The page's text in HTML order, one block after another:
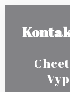
Panel pro správu
LA